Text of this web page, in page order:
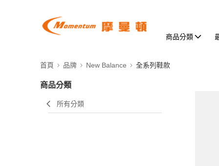
商品分類
首頁 品牌 New Balance 全系列鞋款
商品分類
所有分類